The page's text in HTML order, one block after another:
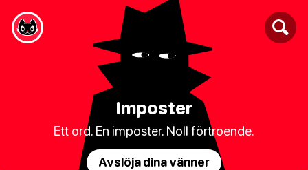
Imposter
Ett ord. En imposter. Noll förtroende.
Avslöja dina vänner